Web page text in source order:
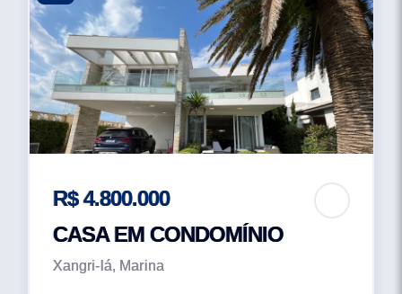
R$ 4.800.000
CASA EM CONDOMÍNIO
Xangri-lá, Marina